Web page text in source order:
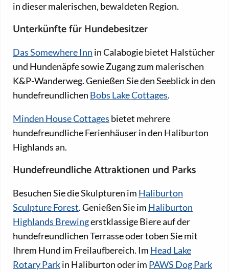
in dieser malerischen, bewaldeten Region.
Unterkünfte für Hundebesitzer
Das Somewhere Inn in Calabogie bietet Halstücher
und Hundenäpfe sowie Zugang zum malerischen
K&P-Wanderweg. Genießen Sie den Seeblick in den
hundefreundlichen Bobs Lake Cottages.
Minden House Cottages bietet mehrere
hundefreundliche Ferienhäuser in den Haliburton
Highlands an.
Hundefreundliche Attraktionen und Parks
Besuchen Sie die Skulpturen im Haliburton
Sculpture Forest. Genießen Sie im Haliburton
Highlands Brewingerstklassige Biere auf der
hundefreundlichen Terrasse oder toben Sie mit
Ihrem Hund im Freilaufbereich. Im Head Lake
Rotary Parkin Haliburton oder im PAWS Dog Park